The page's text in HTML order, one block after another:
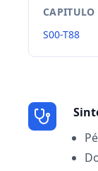
CAPITULO
S00-T88